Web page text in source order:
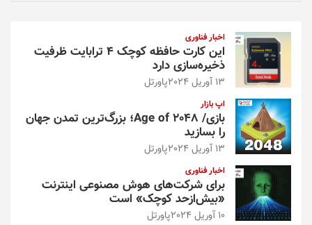
اخبار فناوری
این کارت حافظه کوچک ۴ ترابایت ظرفیت
ذخیره‌سازی دارد
13 آوریل 2024 پاورتل
اپ بازار
بازی/ Age of 2048؛ بزرگ‌ترین تمدن جهان
را بسازید
13 آوریل 2024 پاورتل
اخبار فناوری
برای شرکت‌های هوش مصنوعی اینترنت
«بیش‌از‌حد کوچک» است
10 آوریل 2024 پاورتل